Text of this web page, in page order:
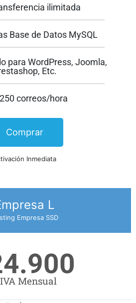
ilimitada
Base de Datos MySQL
para WordPress, Joomla,
Etc.
250 correos/hora
Comprar
Inmediata
L
Empresa SSD
Mensual